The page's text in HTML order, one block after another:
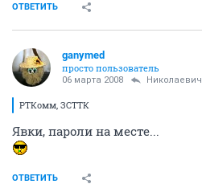
ОТВЕТИТЬ
ganymed
просто пользователь
06 марта 2008 Николаевич
РТКомм, ЗСТТК
Явки, пароли на месте...
ОТВЕТИТЬ